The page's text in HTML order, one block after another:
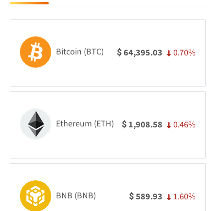
Bitcoin (BTC) $64,395.03 0.70%
Ethereum (ETH) $ 1,908.58 0.46%
BNB (BNB) $589.93 1.60%